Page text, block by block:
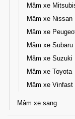
Mâm xe
Mâm xe Nissan
Mâm xe
Mâm xe Subaru
Mâm xe Suzuki
Mâm xe Toyota
Mâm xe Vinfast
Mâm xe sang